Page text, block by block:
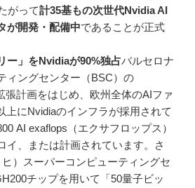
がって計35基もの次世代Nvidia AI
が開発・配備中であることが正式
ー」をNvidiaが90%独占バルセロナ
ィングセンター（BSC）の
張計画をはじめ、欧州全体のAIファ
上にNvidiaのインフラが採用されて
AI exaflops（エクサフロップス）
イ、または計画されています。さ
）スーパーコンピューティングセ
チップを用いて「50量子ビッ